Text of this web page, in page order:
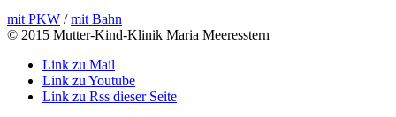
mit PKW /mit Bahn
© 2015 Mutter-Kind-Klinik Maria Meeresstern
Link zu Mail
Link zu Youtube
Link zu Rss dieser Seite